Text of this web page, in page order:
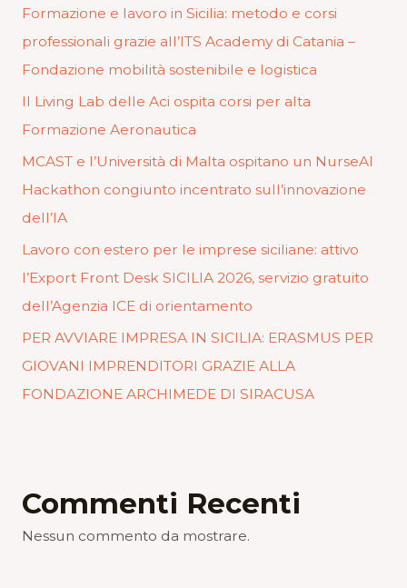
Formazione e lavoro in Sicilia: metodo e corsi
professionali grazie all’ITS Academy di Catania –
Fondazione mobilità sostenibile e logistica
Il Living Lab delle Aci ospita corsi per alta
Formazione Aeronautica
MCAST e l’Università di Malta ospitano un NurseAI
Hackathon congiunto incentrato sull’innovazione
dell’IA
Lavoro con estero per le imprese siciliane: attivo
l’Export Front Desk SICILIA 2026, servizio gratuito
dell’Agenzia ICE di orientamento
PER AVVIARE IMPRESA IN SICILIA: ERASMUS PER
GIOVANI IMPRENDITORI GRAZIE ALLA
FONDAZIONE ARCHIMEDE DI SIRACUSA
Commenti Recenti
Nessun commento da mostrare.